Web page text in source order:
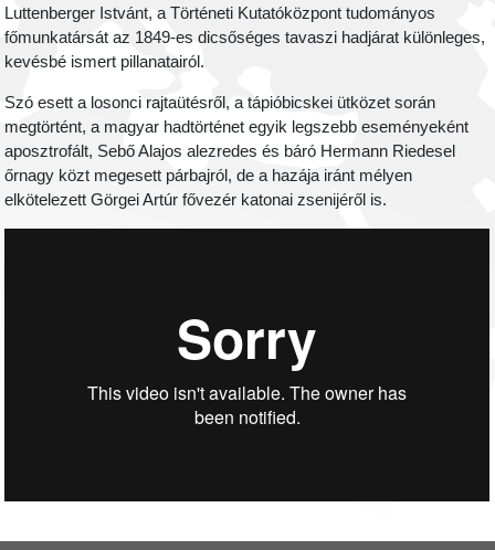
Luttenberger Istvánt, a Történeti Kutatóközpont tudományos
főmunkatársát az 1849-es dicsőséges tavaszi hadjárat különleges,
kevésbé ismert pillanatairól.
Szó esett a losonci rajtaütésről, a tápióbicskei ütközet során
megtörtént, a magyar hadtörténet egyik legszebb eseményeként
aposztrofált, Sebő Alajos alezredes és báró Hermann Riedesel
őrnagy közt megesett párbajról, de a hazája iránt mélyen
elkötelezett Görgei Artúr fővezér katonai zsenijéről is.